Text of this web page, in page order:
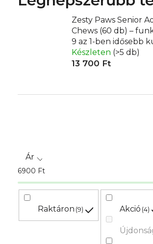
Zesty Paws Senior
Chews (60 db) –
9 az 1-ben idősebb
Készleten (>5 db)
13 700 Ft
Ár
6900 Ft
Raktáron 9 Akció 4